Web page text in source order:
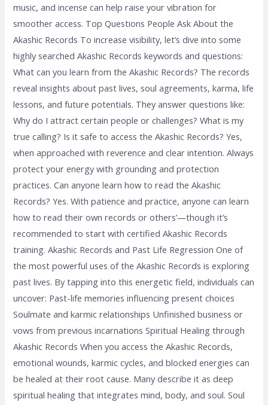
music, and incense can help raise your vibration for
smoother access. Top Questions People Ask About the
Akashic Records To increase visibility, let’s dive into some
highly searched Akashic Records keywords and questions:
What can you learn from the Akashic Records? The records
reveal insights about past lives, soul agreements, karma, life
lessons, and future potentials. They answer questions like:
Why do I attract certain people or challenges? What is my
true calling? Is it safe to access the Akashic Records? Yes,
when approached with reverence and clear intention. Always
protect your energy with grounding and protection
practices. Can anyone learn how to read the Akashic
Records? Yes. With patience and practice, anyone can learn
how to read their own records or others’—though it’s
recommended to start with certified Akashic Records
training. Akashic Records and Past Life Regression One of
the most powerful uses of the Akashic Records is exploring
past lives. By tapping into this energetic field, individuals can
uncover: Past-life memories influencing present choices
Soulmate and karmic relationships Unfinished business or
vows from previous incarnations Spiritual Healing through
Akashic Records When you access the Akashic Records,
emotional wounds, karmic cycles, and blocked energies can
be healed at their root cause. Many describe it as deep
spiritual healing that integrates mind, body, and soul. Soul